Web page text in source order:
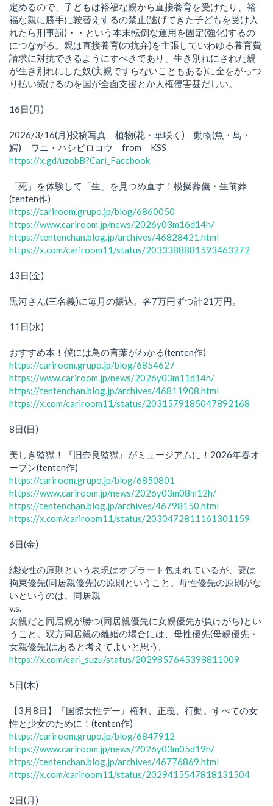
定めるので、子どもは裕福な親から直接養育を受けたり、裕
福な親に勝手に鞍替えするの禁止(逃げてきた子どもを受け入
れたら刑事罰)・・という本末転倒な運用を固定(強化)するの
につながる。親は直接養育(の抗弁)を主張していわゆる養育費
請求に対抗できるようにすべきであり、生き別れにされた親
が生き別れにした奴(実親ですらないこともある)に金をがっつ
り払い続けるのを国が全面支援とか人権侵害甚だしい。
16日(月)
2026/3/16(月)投稿写真 植物(花・華咲く) 動物(魚・鳥・
鰐) ワニ・ハシビロコウ from KSS
https://x.gd/uzobB?Cari_Facebook
「死」を体験して「生」を見つめ直す！模擬葬儀・生前葬
(tenten作)
https://cariroom.grupo.jp/blog/6860050
https://www.cariroom.jp/news/2026y03m16d14h/
https://tentenchan.blog.jp/archives/46828421.html
https://x.com/cariroom11/status/2033388881593463272
13日(金)
黒河さん(三名義)に毎月の振込。各7万円ずつ計21万円。
11日(水)
おすすめ本！僕には鳥の言葉がわかる(tenten作)
https://cariroom.grupo.jp/blog/6854627
https://www.cariroom.jp/news/2026y03m11d14h/
https://tentenchan.blog.jp/archives/46811908.html
https://x.com/cariroom11/status/2031579185047892168
8日(日)
美しき監獄！『旧奈良監獄』がミュージアムに！2026年春オ
ープン(tenten作)
https://cariroom.grupo.jp/blog/6850801
https://www.cariroom.jp/news/2026y03m08m12h/
https://tentenchan.blog.jp/archives/46798150.html
https://x.com/cariroom11/status/2030472811161301159
6日(金)
継続性の原則という表現はオブラート包まれているが、要は
拘束優先(同居親優先)の原則ということ。母性優先の原則がな
いというのは、同居親
v.s.
女親だと同居親が勝つ(同居親優先に女親優先が負けがち)とい
うこと。双方同居親の離婚の場合には、母性優先(母親優先・
女親優先)はあると考えてよいと思う。
https://x.com/cari_suzu/status/2029857645398811009
5日(木)
【3月8日】『国際女性デー』権利、正義、行動。すべての女
性と少女のために！(tenten作)
https://cariroom.grupo.jp/blog/6847912
https://www.cariroom.jp/news/2026y03m05d19h/
https://tentenchan.blog.jp/archives/46776869.html
https://x.com/cariroom11/status/2029415547818131504
2日(月)